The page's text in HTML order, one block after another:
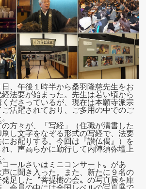
、午後１時半から桑羽隆慈先生をお
法要が始まった。先生は若い頃から
ださっているが、現在は本願寺派宗
活躍されており、ご多用の中でのご
の方々が、「写経」（住職が清書した
刷し文字をなぞる形式の写経で、法要
お配りする。今回は『讃仏偈』）を
れ、声高らかに勤行して内陣須弥壇上
ールさいはミニコンサート〟があ
声に聞き入った。また、新たに９名の
足した〝菩提樹の会〟の写真展を庫